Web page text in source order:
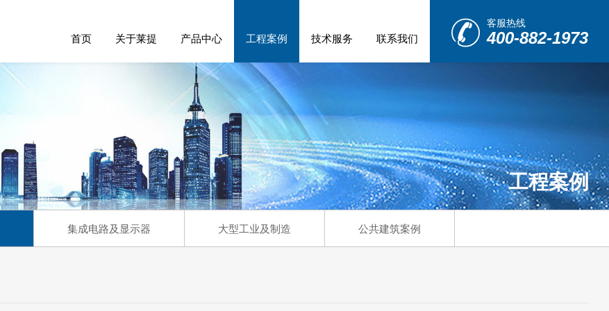
客服热线
400-882-1973
首页 关于莱提 产品中心 工程案例 技术服务 联系我们
工程案例
集成电路及显示器 大型工业及制造 公共建筑案例